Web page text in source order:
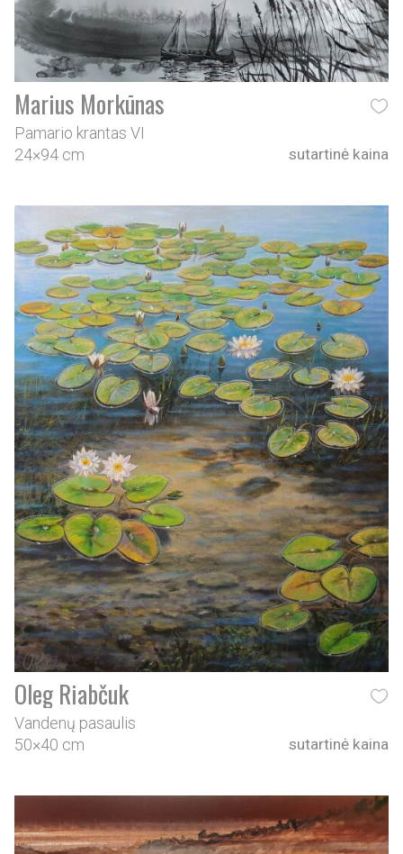
Marius Morkūnas
Pamario krantas VI
24×94 cm
sutartinė kaina
Oleg Riabčuk
Vandenų pasaulis
50×40 cm
sutartinė kaina